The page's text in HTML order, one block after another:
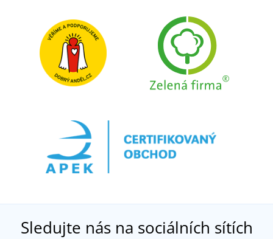
Sledujte nás na sociálních sítích